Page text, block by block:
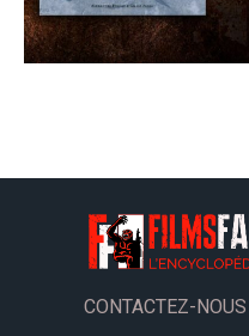
CONTACTEZ-NOUS